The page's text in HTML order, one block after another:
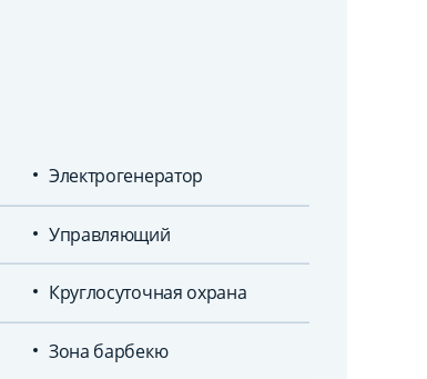
Электрогенератор
Управляющий
Круглосуточная охрана
Зона барбекю